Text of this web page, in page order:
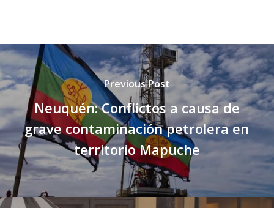
Previous Post
Neuquén: Conflictos a causa de
grave contaminación petrolera en
territorio Mapuche